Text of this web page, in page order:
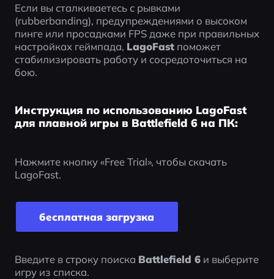
Если вы сталкиваетесь с рывками
(rubberbanding), предупреждениями о высоком
пинге или просадками FPS даже при правильных
настройках геймпада, LagoFast поможет
стабилизировать работу и сосредоточиться на
бою.
Инструкция по использованию LagoFast
для плавной игры в Battlefield 6 на ПК:
Нажмите кнопку «Free Trial», чтобы скачать
LagoFast.
бесплатная загрузка
Введите в строку поиска Battlefield 6 и выберите
игру из списка.